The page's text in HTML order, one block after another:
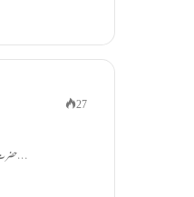
27
حضرت سعد بن ابی وقاص رضی اﷲ تعالیٰ عنہ حجۃ الوداع میں مکہ معظمہ جا کر اس قدر شدید…